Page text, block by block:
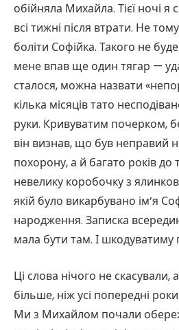
обійняла Михайла. Тієї ночі я
всі тижні після втрати. Не
боліти Софійка. Такого не
мене впав ще один тягар —
сталося, можна назвати
кілька місяців тато
руки. Кривуватим почерком,
він визнав, що був неправий
похорону, а й багато років до
невелику коробочку з
якій було викарбувано ім’я
народження. Записка
мала бути там. І шкодуватиму
Ці слова нічого не
більше, ніж усі попередні
Ми з Михайлом почали